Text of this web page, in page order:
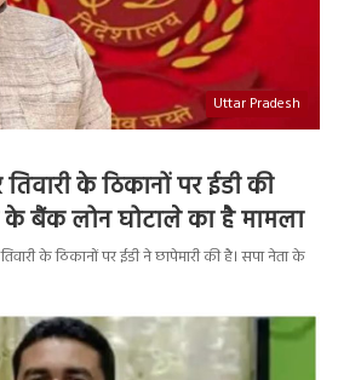
Uttar Pradesh
के ठिकानों पर ईडी की
के बैंक लोन घोटाले का है मामला
के ठिकानों पर ईडी ने छापेमारी की है। सपा नेता के